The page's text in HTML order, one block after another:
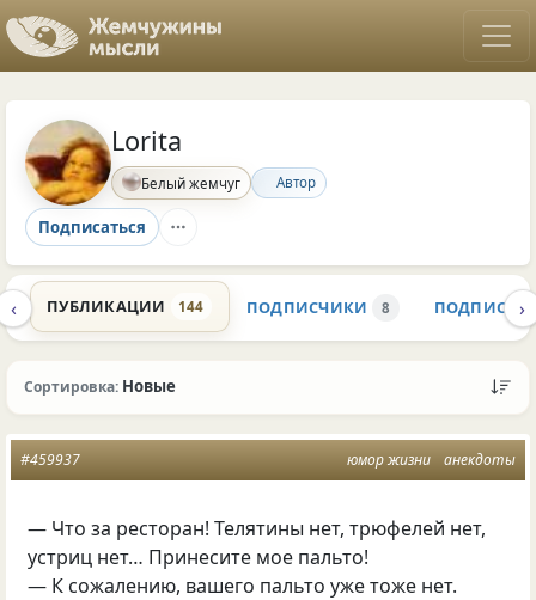
Lorita
Белый жемчуг Автор
Подписаться
ПУБЛИКАЦИИ 144 ПОДПИСЧИКИ 8 ПОДПИСКИ
‹ ›
Сортировка: Новые
юмор жизни анекдоты
#459937
— Что за ресторан! Телятины нет, трюфелей нет,
устриц нет… Принесите мое пальто!
— К сожалению, вашего пальто уже тоже нет.